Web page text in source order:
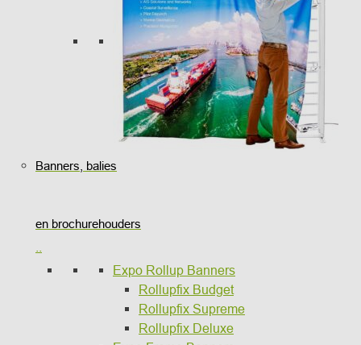
Banners, balies
en brochurehouders
Expo Rollup Banners
Rollupfix Budget
Rollupfix Supreme
Rollupfix Deluxe